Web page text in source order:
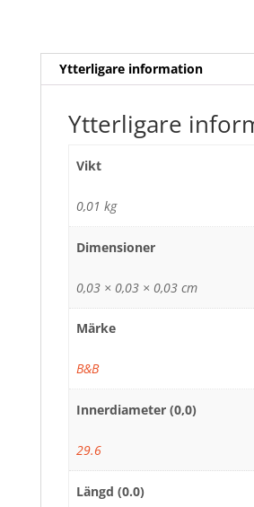
Ytterligare information
Ytterligare
Vikt
0,01 kg
Dimensioner
0,03 × 0,03 × 0,03 cm
Märke
B&B
Innerdiameter (0,0)
29.6
Längd (0.0)